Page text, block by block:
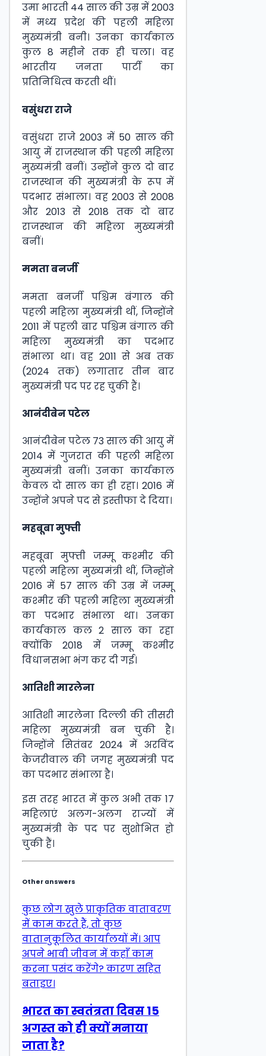
उमा भारती 44 साल की उम्र में 2003
में मध्य प्रदेश की पहली महिला
मुख्यमंत्री बनी। उनका कार्यकाल
कुल 8 महीने तक ही चला। वह
भारतीय जनता पार्टी का
प्रतिनिधित्व करती थीं।
वसुंधरा राजे
वसुंधरा राजे 2003 में 50 साल की
आयु में राजस्थान की पहली महिला
मुख्यमंत्री बनीं। उन्होंने कुल दो बार
राजस्थान की मुख्यमंत्री के रूप में
पदभार संभाला। वह 2003 से 2008
और 2013 से 2018 तक दो बार
राजस्थान की महिला मुख्यमंत्री
बनीं।
ममता बनर्जी
ममता बनर्जी पश्चिम बंगाल की
पहली महिला मुख्यमंत्री थीं, जिन्होंने
2011 में पहली बार पश्चिम बंगाल की
महिला मुख्यमंत्री का पदभार
संभाला था। वह 2011 से अब तक
(2024 तक) लगातार तीन बार
मुख्यमंत्री पद पर रह चुकी हैं।
आनंदीबेन पटेल
आनंदीबेन पटेल 73 साल की आयु में
2014 में गुजरात की पहली महिला
मुख्यमंत्री बनीं। उनका कार्यकाल
केवल दो साल का ही रहा। 2016 में
उन्होंने अपने पद से इस्तीफा दे दिया।
महबूबा मुफ्ती
महबूबा मुफ्ती जम्मू कश्मीर की
पहली महिला मुख्यमंत्री थीं, जिन्होंने
2016 में 57 साल की उम्र में जम्मू
कश्मीर की पहली महिला मुख्यमंत्री
का पदभार संभाला था। उनका
कार्यकाल कल 2 साल का रहा
क्योंकि 2018 में जम्मू कश्मीर
विधानसभा भंग कर दी गई।
आतिशी मारलेना
आतिशी मारलेना दिल्ली की तीसरी
महिला मुख्यमंत्री बन चुकी है।
जिन्होंने सितंबर 2024 में अरविंद
केजरीवाल की जगह मुख्यमंत्री पद
का पदभार संभाला है।
इस तरह भारत में कुल अभी तक 17
महिलाएं अलग-अलग राज्यों में
मुख्यमंत्री के पद पर सुशोभित हो
चुकी हैं।
Other answers
कुछ लोग खुले प्राकृतिक वातावरण
में काम करते हैं, तो कुछ
वातानुकूलित कार्यालयों में। आप
अपने भावी जीवन में कहाँ काम
करना पसंद करेंगे? कारण सहित
बताइए।
भारत का स्वतंत्रता दिवस 15
अगस्त को ही क्यों मनाया
जाता है?